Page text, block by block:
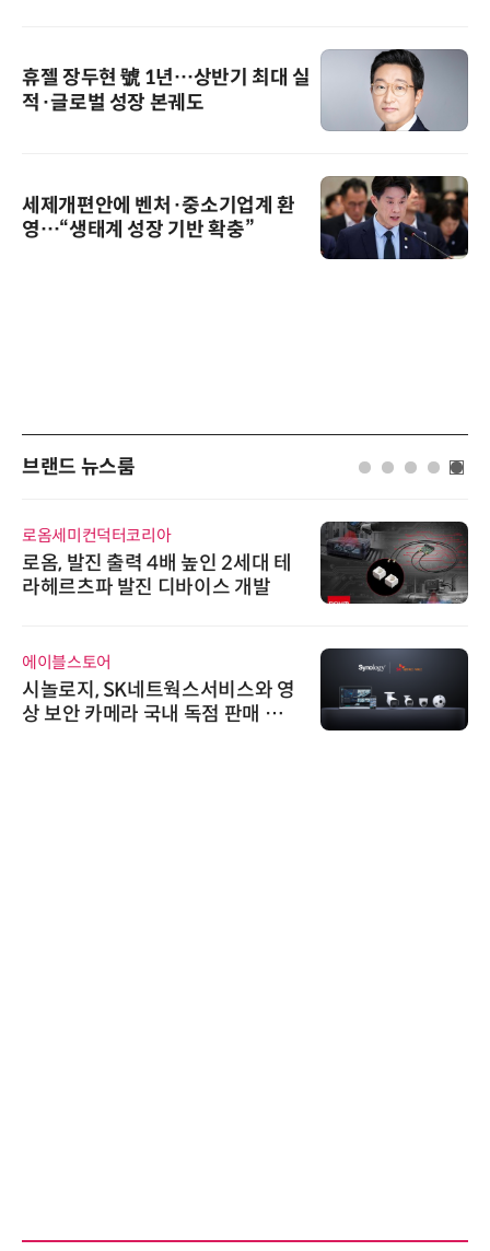
휴젤 장두현 號 1년…상반기 최대 실
적·글로벌 성장 본궤도
세제개편안에 벤처·중소기업계 환
영…“생태계 성장 기반 확충”
브랜드 뉴스룸
로옴세미컨덕터코리아
로옴, 발진 출력 4배 높인 2세대 테
라헤르츠파 발진 디바이스 개발
에이블스토어
시놀로지, SK네트웍스서비스와 영
상 보안 카메라 국내 독점 판매 파